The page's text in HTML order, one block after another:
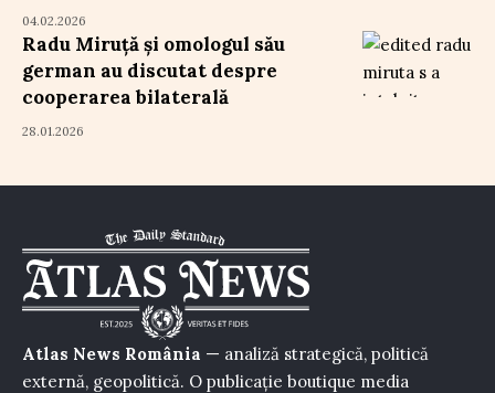
04.02.2026
Radu Miruță și omologul său
german au discutat despre
cooperarea bilaterală
28.01.2026
Atlas News România — analiză strategică, politică
externă, geopolitică. O publicație boutique media